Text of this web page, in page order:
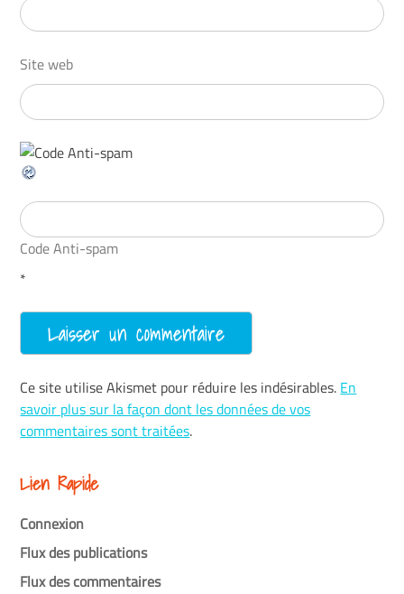
Site web
Code Anti-spam
*
Ce site utilise Akismet pour réduire les indésirables. En
savoir plus sur la façon dont les données de vos
commentaires sont traitées.
Lien Rapide
Connexion
Flux des publications
Flux des commentaires